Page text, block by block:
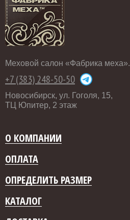
Меховой салон «Фабрика меха».
+7 (383) 248-50-50
Новосибирск, ул. Гоголя, 15,
ТЦ Юпитер, 2 этаж
О КОМПАНИИ
ОПЛАТА
ОПРЕДЕЛИТЬ РАЗМЕР
КАТАЛОГ